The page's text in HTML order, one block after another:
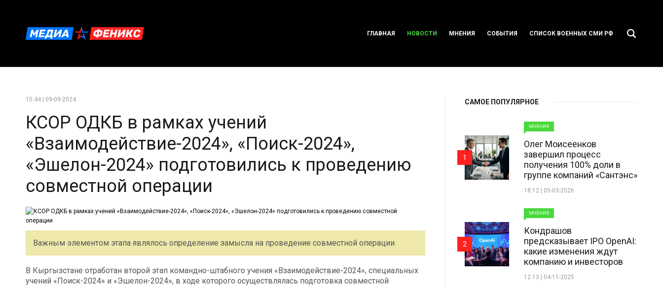
ГЛАВНАЯ НОВОСТИ МНЕНИЯ СОБЫТИЯ СПИСОК ВОЕННЫХ СМИ РФ
15:44 | 09-09-2024
КСОР ОДКБ в рамках учений
«Взаимодействие-2024», «Поиск-2024»,
«Эшелон-2024» подготовились к проведению
совместной операции
Важным элементом этапа являлось определение замысла на проведение совместной операции.
В Кыргызстане отработан второй этап командно-штабного учения «Взаимодействие-2024», специальных
учений «Поиск-2024» и «Эшелон-2024», в ходе которого осуществлялась подготовка совместной
САМОЕ ПОПУЛЯРНОЕ
МНЕНИЯ
Олег Моисеенков
завершил процесс
получения 100% доли в
группе компаний «Сантэнс»
18:12 | 05-03-2026
1
МНЕНИЯ
Кондрашов
предсказывает IPO OpenAI:
какие изменения ждут
компанию и инвесторов
12:13 | 04-11-2025
2